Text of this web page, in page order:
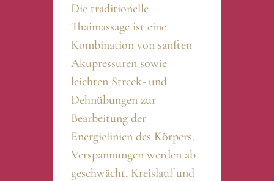
Die traditionelle
Thaimassage ist eine
Kombination von sanften
Akupressuren sowie
leichten Streck- und
Dehnübungen zur
Bearbeitung der
Energielinien des Körpers.
Verspannungen werden ab
geschwächt, Kreislauf und